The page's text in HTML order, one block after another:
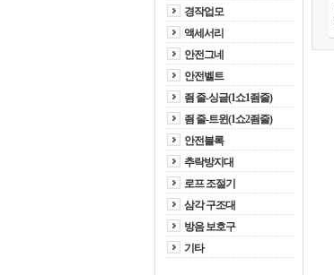
경작업모
액세서리
안전그네
안전벨트
죔 줄-싱글(1쇼1죔줄)
죔 줄-트윈(1쇼2죔줄)
안전블록
추락방지대
로프 조절기
삼각 구조대
방음 보호구
기타